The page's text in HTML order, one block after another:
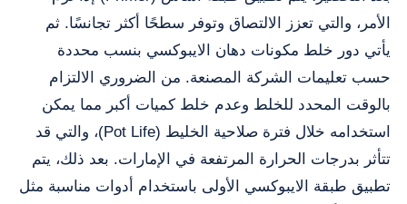
الأمر، والتي تعزز الالتصاق وتوفر سطحًا أكثر تجانسًا. ثم
يأتي دور خلط مكونات دهان الايبوكسي بنسب محددة
حسب تعليمات الشركة المصنعة. من الضروري الالتزام
بالوقت المحدد للخلط وعدم خلط كميات أكبر مما يمكن
استخدامه خلال فترة صلاحية الخليط (Pot Life)، والتي قد
تتأثر بدرجات الحرارة المرتفعة في الإمارات. بعد ذلك، يتم
تطبيق طبقة الايبوكسي الأولى باستخدام أدوات مناسبة مثل